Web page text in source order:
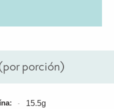
porción)
15.5g